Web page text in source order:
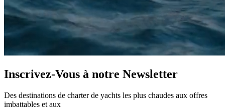
Inscrivez-Vous à notre Newsletter
Des destinations de charter de yachts les plus chaudes aux offres
imbattables et aux